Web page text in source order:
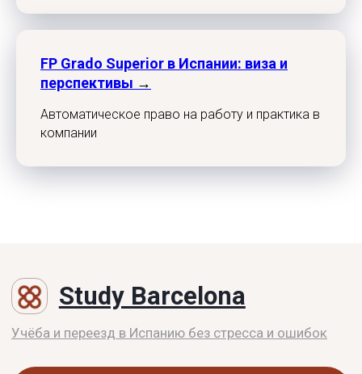
FP Grado Superior в Испании: виза и
перспективы →
Автоматическое право на работу и практика в
компании